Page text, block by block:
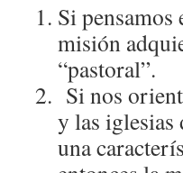
Si
misión
“pastoral”.
Si nos
y las iglesias
una